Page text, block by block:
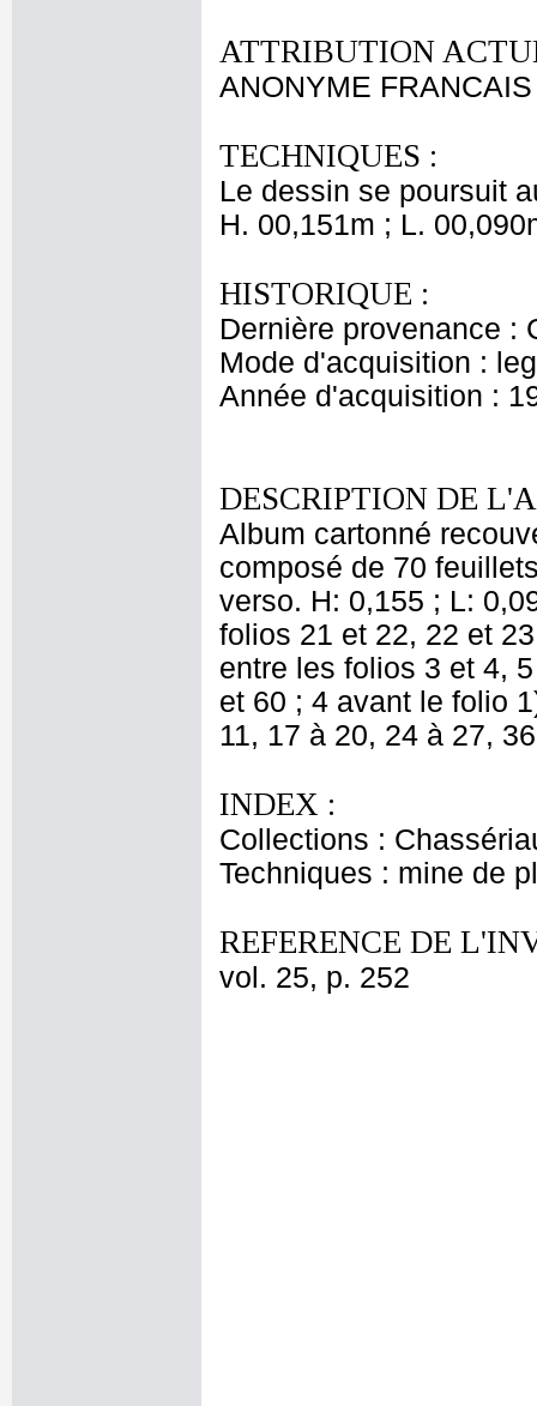
ATTRIBUTION
ANONYME
TECHNIQUES :
Le dessin se poursuit
H. 00,151m ; L.
HISTORIQUE :
Dernière provenance :
Mode d'acquisition :
Année d'acquisition :
DESCRIPTION DE
Album cartonné
composé de 70
verso. H: 0,155 ; L:
folios 21 et 22, 22 et
entre les folios 3 et 4,
et 60 ; 4 avant le folio
11, 17 à 20, 24 à 27,
INDEX :
Collections :
Techniques : mine de
REFERENCE DE
vol. 25, p. 252